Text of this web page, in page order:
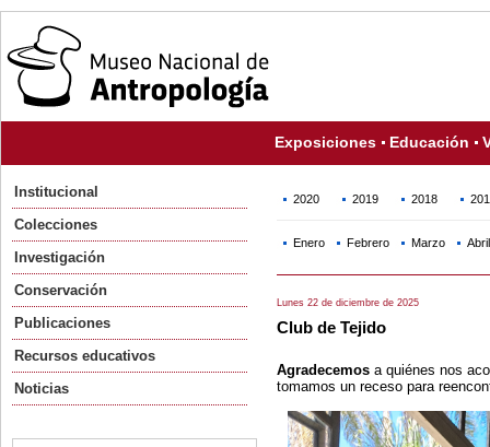
Exposiciones Educación
Institucional
Colecciones
Investigación
Conservación
Publicaciones
Recursos educativos
Noticias
2020 2019 2018
Enero Febrero Marzo Abril
Lunes 22 de diciembre de 2025
Club de Tejido
Agradecemos a quiénes nos
tomamos un receso para